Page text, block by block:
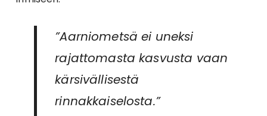
”Aarniometsä ei uneksi
rajattomasta kasvusta vaan
kärsivällisestä
rinnakkaiselosta.”